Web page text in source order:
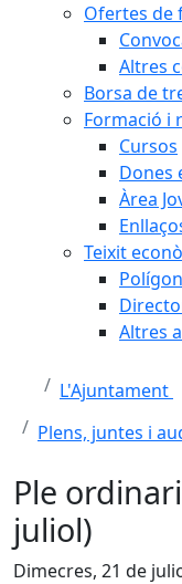
Ofertes de
Altres
Borsa de
Formació i
Cursos
Dones
Àrea
Teixit
Altres
L'Ajuntament
Plens, juntes i
Ple
juliol)
Dimecres, 21 de